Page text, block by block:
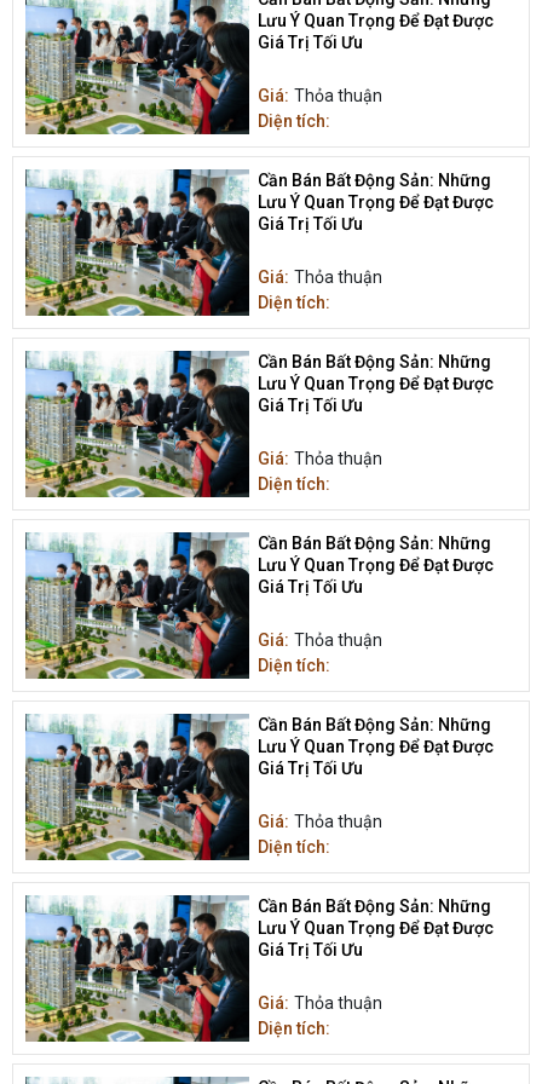
Lưu Ý Quan Trọng Để Đạt Được
Giá Trị Tối Ưu
Giá: Thỏa thuận
Diện tích:
Cần Bán Bất Động Sản: Những
Lưu Ý Quan Trọng Để Đạt Được
Giá Trị Tối Ưu
Giá: Thỏa thuận
Diện tích:
Cần Bán Bất Động Sản: Những
Lưu Ý Quan Trọng Để Đạt Được
Giá Trị Tối Ưu
Giá: Thỏa thuận
Diện tích:
Cần Bán Bất Động Sản: Những
Lưu Ý Quan Trọng Để Đạt Được
Giá Trị Tối Ưu
Giá: Thỏa thuận
Diện tích:
Cần Bán Bất Động Sản: Những
Lưu Ý Quan Trọng Để Đạt Được
Giá Trị Tối Ưu
Giá: Thỏa thuận
Diện tích:
Cần Bán Bất Động Sản: Những
Lưu Ý Quan Trọng Để Đạt Được
Giá Trị Tối Ưu
Giá: Thỏa thuận
Diện tích: